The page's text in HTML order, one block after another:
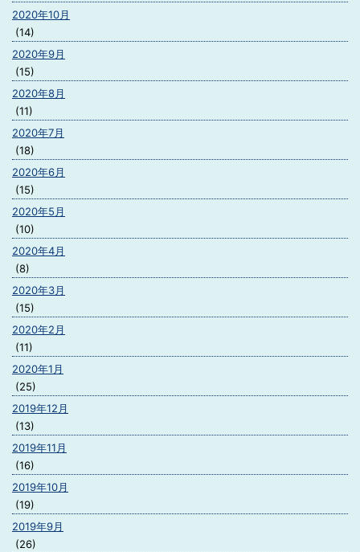
2020年10月
(14)
2020年9月
(15)
2020年8月
(11)
2020年7月
(18)
2020年6月
(15)
2020年5月
(10)
2020年4月
(8)
2020年3月
(15)
2020年2月
(11)
2020年1月
(25)
2019年12月
(13)
2019年11月
(16)
2019年10月
(19)
2019年9月
(26)